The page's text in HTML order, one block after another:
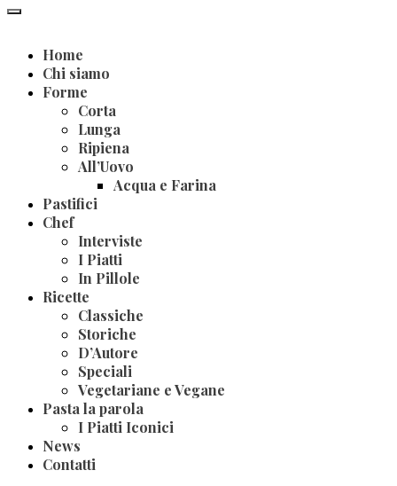
Home
Chi siamo
Forme
Corta
Lunga
Ripiena
All’Uovo
Acqua e Farina
Pastifici
Chef
Interviste
I Piatti
In Pillole
Ricette
Classiche
Storiche
D’Autore
Speciali
Vegetariane e Vegane
Pasta la parola
I Piatti Iconici
News
Contatti